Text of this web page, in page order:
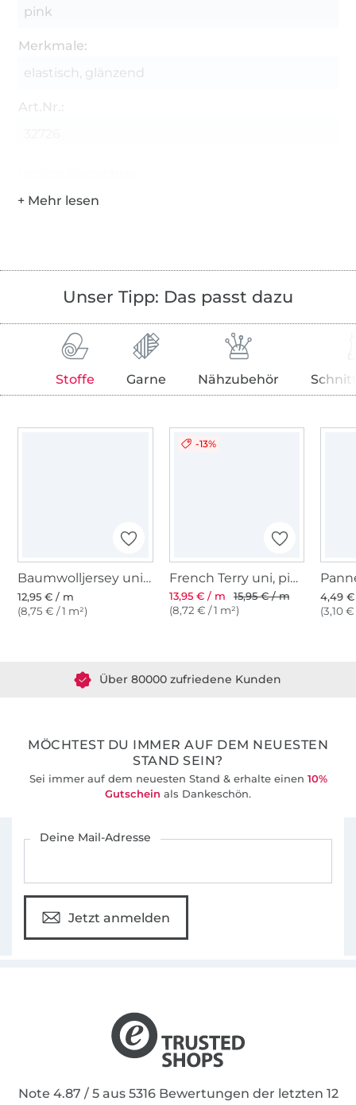
pink
Merkmale:
elastisch, glänzend
Art.Nr.:
Unser Tipp: Das passt dazu
Stoffe Garne Nähzubehör
Baumwolljersey uni, pink
12,95 € / m
(8,75 € / 1 m²)
-13%
French Terry uni, pink
13,95 € / m
15,95 € / m
(8,72 € / 1 m²)
4,49
(3,10 €
MÖCHTEST DU IMMER AUF DEM NEUESTEN
STAND SEIN?
Sei immer auf dem neuesten Stand & erhalte einen 10%
Gutschein als Dankeschön.
Deine Mail-Adresse
Jetzt anmelden
Note 4.87 / 5 aus 5316 Bewertungen der letzten 12